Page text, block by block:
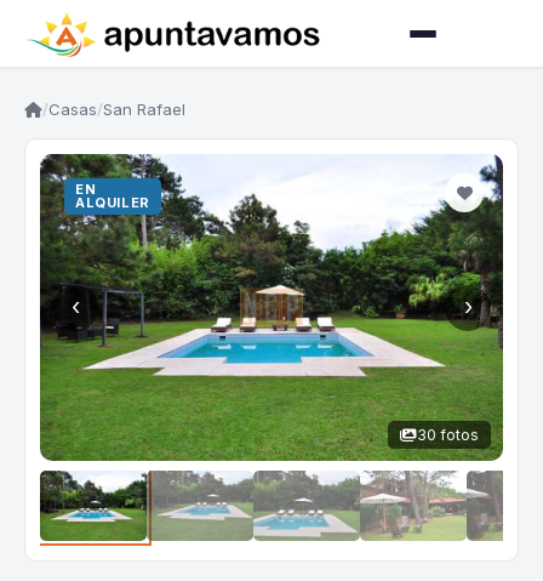
/Casas/San Rafael
‹ ›
EN
VENTA
EN
ALQUILER
30 fotos